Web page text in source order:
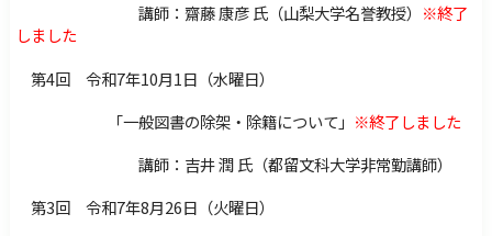
講師：齋藤 康彦 氏（山梨大学名誉教授） ※終了
しました
第4回 令和7年10月1日（水曜日）
「一般図書の除架・除籍について」 ※終了しました
講師：吉井 潤 氏（都留文科大学非常勤講師）
第3回 令和7年8月26日（火曜日）